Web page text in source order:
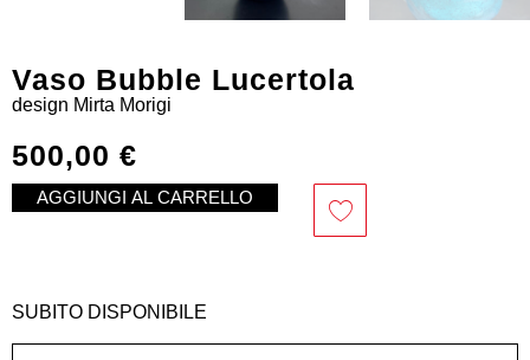
Vaso Bubble Lucertola
design Mirta Morigi
500,00 €
AGGIUNGI AL CARRELLO
SUBITO DISPONIBILE